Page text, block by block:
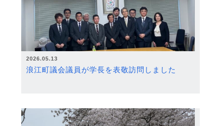
2026.05.13
浪江町議会議員が学長を表敬訪問しました